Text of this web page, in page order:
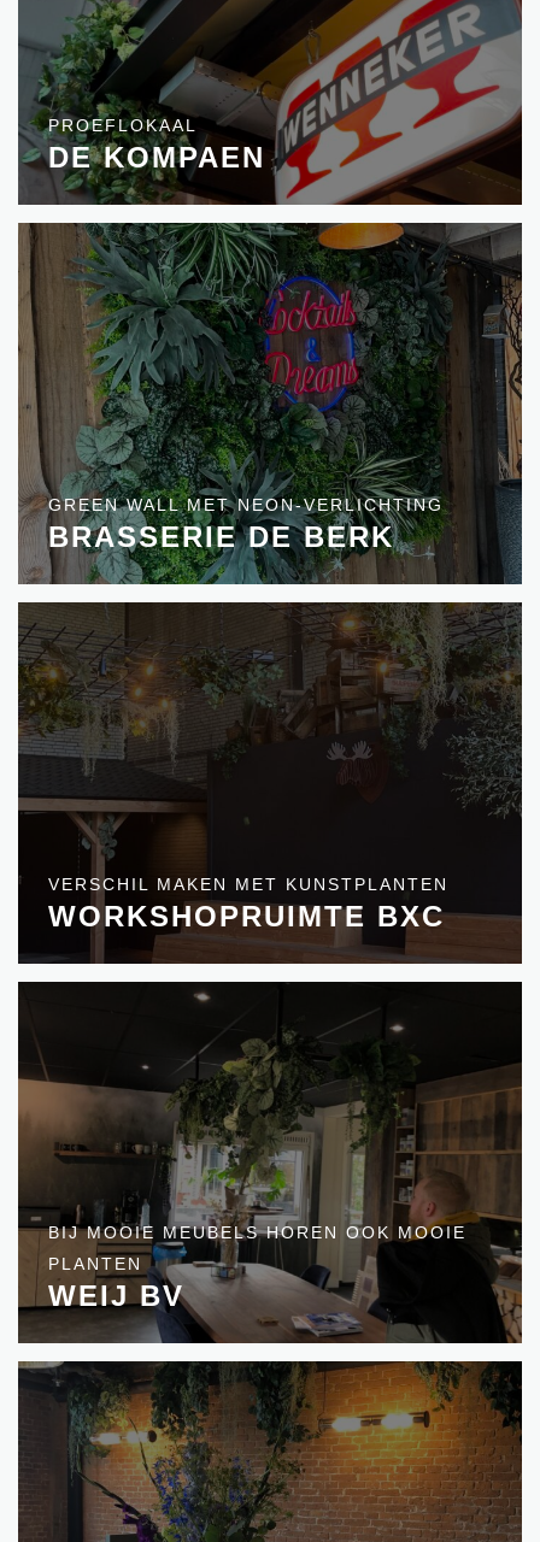
PROEFLOKAAL
DE KOMPAEN
GREEN WALL MET NEON-VERLICHTING
BRASSERIE DE BERK
VERSCHIL MAKEN MET KUNSTPLANTEN
WORKSHOPRUIMTE BXC
BIJ MOOIE MEUBELS HOREN OOK MOOIE
PLANTEN
WEIJ BV